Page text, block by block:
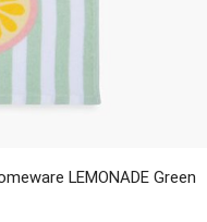
LEMONADE Green